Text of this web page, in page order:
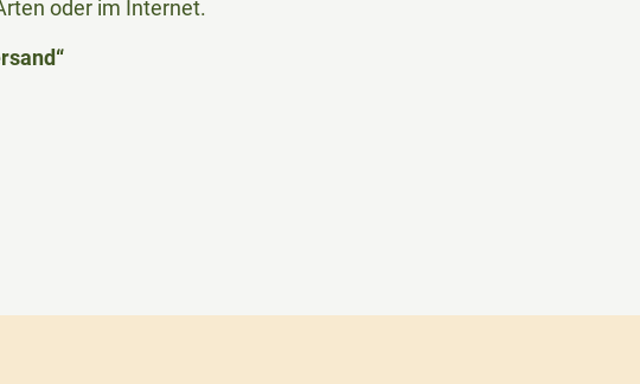
oder im Internet.